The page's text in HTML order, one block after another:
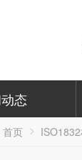
态
首页